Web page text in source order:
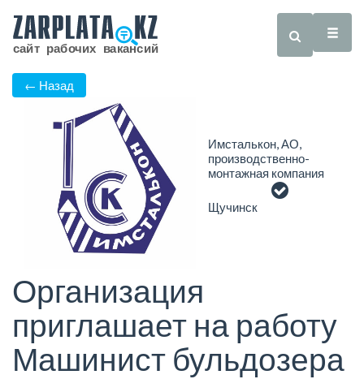
← Назад
Имсталькон, АО,
производственно-
монтажная компания
Щучинск
Организация
приглашает на работу
Машинист бульдозера